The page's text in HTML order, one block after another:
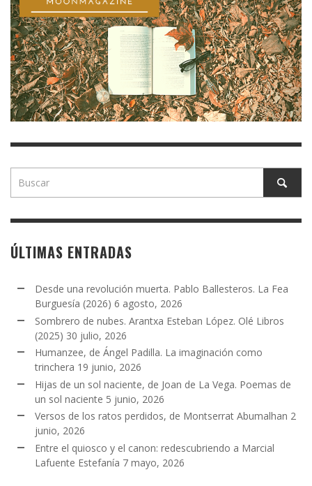
ÚLTIMAS ENTRADAS
Desde una revolución muerta. Pablo Ballesteros. La Fea
Burguesía (2026) 6 agosto, 2026
Sombrero de nubes. Arantxa Esteban López. Olé Libros
(2025) 30 julio, 2026
Humanzee, de Ángel Padilla. La imaginación como
trinchera 19 junio, 2026
Hijas de un sol naciente, de Joan de La Vega. Poemas de
un sol naciente 5 junio, 2026
Versos de los ratos perdidos, de Montserrat Abumalhan 2
junio, 2026
Entre el quiosco y el canon: redescubriendo a Marcial
Lafuente Estefanía 7 mayo, 2026